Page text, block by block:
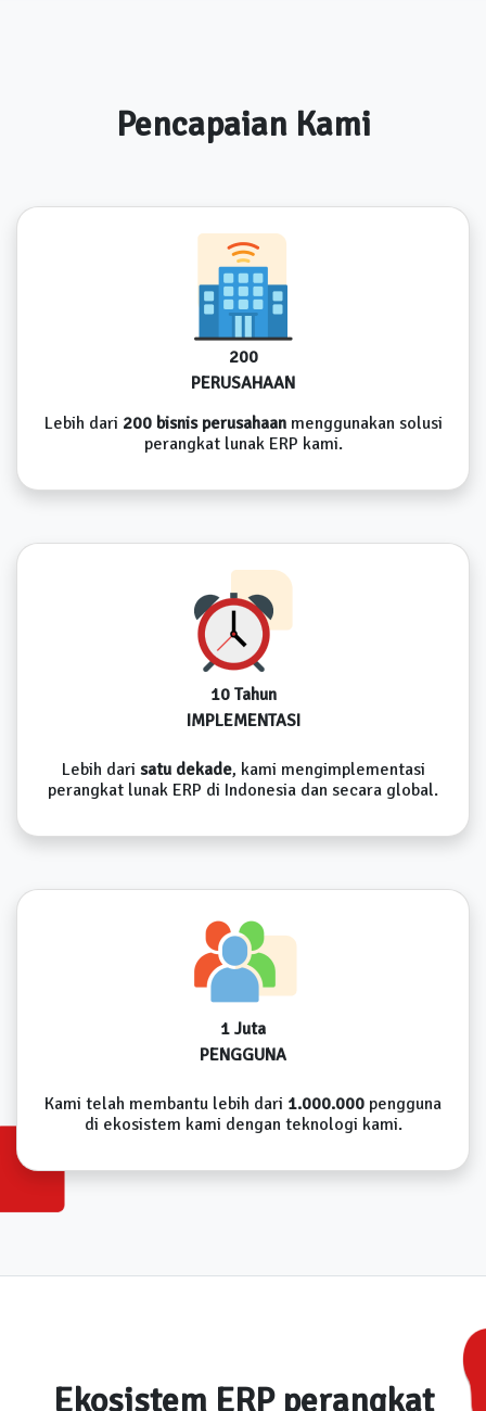
Pencapaian Kami
200
PERUSAHAAN
Lebih dari 200 bisnis perusahaanmenggunakan solusi
perangkat lunak ERP kami.
10 Tahun
IMPLEMENTASI
Lebih dari satu dekade, kami mengimplementasi
perangkat lunak ERP di Indonesia dan secara global.
1 Juta
PENGGUNA
Kami telah membantu lebih dari 1.000.000 pengguna
di ekosistem kami dengan teknologi kami.
Ekosistem ERP perangkat